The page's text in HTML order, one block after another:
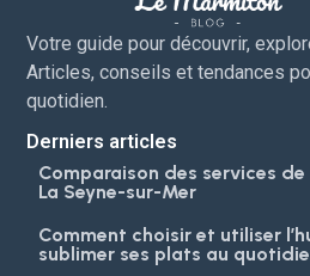
Votre guide pour découvrir,
Articles, conseils et tendances
quotidien.
Derniers articles
Comparaison des services
La Seyne-sur-Mer
Comment choisir et utiliser
sublimer ses plats au